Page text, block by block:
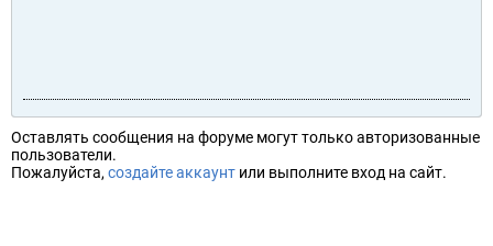
Оставлять сообщения на форуме могут только авторизованные
пользователи.
Пожалуйста, создайте аккаунт или выполните вход на сайт.